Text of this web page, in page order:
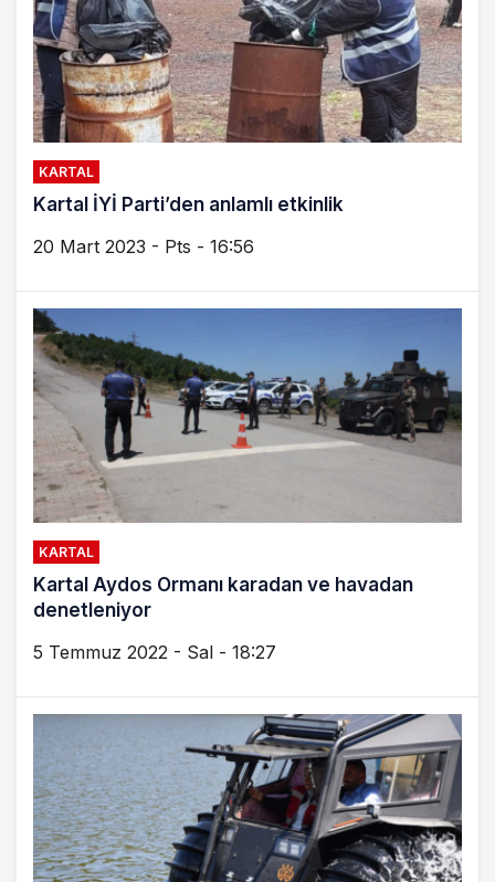
KARTAL
Kartal İYİ Parti’den anlamlı etkinlik
20 Mart 2023 - Pts - 16:56
KARTAL
Kartal Aydos Ormanı karadan ve havadan
denetleniyor
5 Temmuz 2022 - Sal - 18:27